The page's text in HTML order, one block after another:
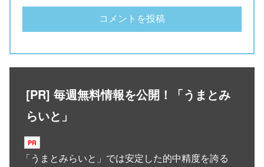
[PR] 毎週無料情報を公開！「うまとみ
らいと」
「うまとみらいと 」では安定した的中精度を誇る